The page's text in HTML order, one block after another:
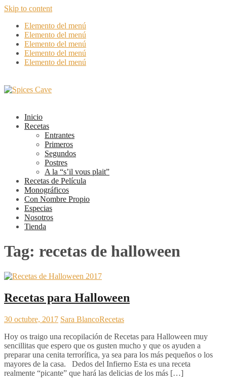
Skip to content
Elemento del menú
Elemento del menú
Elemento del menú
Elemento del menú
Elemento del menú
Inicio
Recetas
Entrantes
Primeros
Segundos
Postres
A la “s’il vous plait”
Recetas de Película
Monográficos
Con Nombre Propio
Especias
Nosotros
Tienda
Tag: recetas de halloween
Recetas para Halloween
30 octubre, 2017 Sara BlancoRecetas
Hoy os traigo una recopilación de Recetas para Halloween muy
sencillitas que espero que os gusten mucho y que os ayuden a
preparar una cenita terrorífica, ya sea para los más pequeños o los
mayores de la casa. Dedos del Infierno Esta es una receta
realmente “picante” que hará las delicias de los más […]